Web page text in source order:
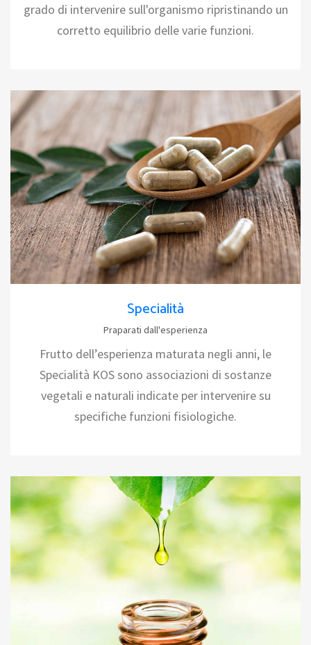
grado di intervenire sull'organismo ripristinando un
corretto equilibrio delle varie funzioni.
Specialità
Praparati dall'esperienza
Frutto dell’esperienza maturata negli anni, le
Specialità KOS sono associazioni di sostanze
vegetali e naturali indicate per intervenire su
specifiche funzioni fisiologiche.